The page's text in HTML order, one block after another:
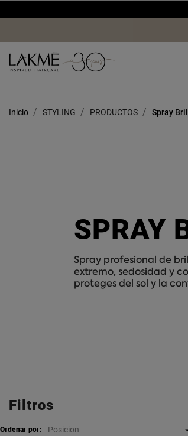
Inicio STYLING PRODUCTOS Spray
SPRAY
Spray profesional de
extremo, sedosidad y
proteges del sol y la
Filtros
Ordenar por: Posicion